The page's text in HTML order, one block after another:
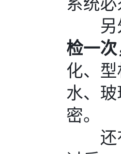
另
检一
化、
水、
密。
还